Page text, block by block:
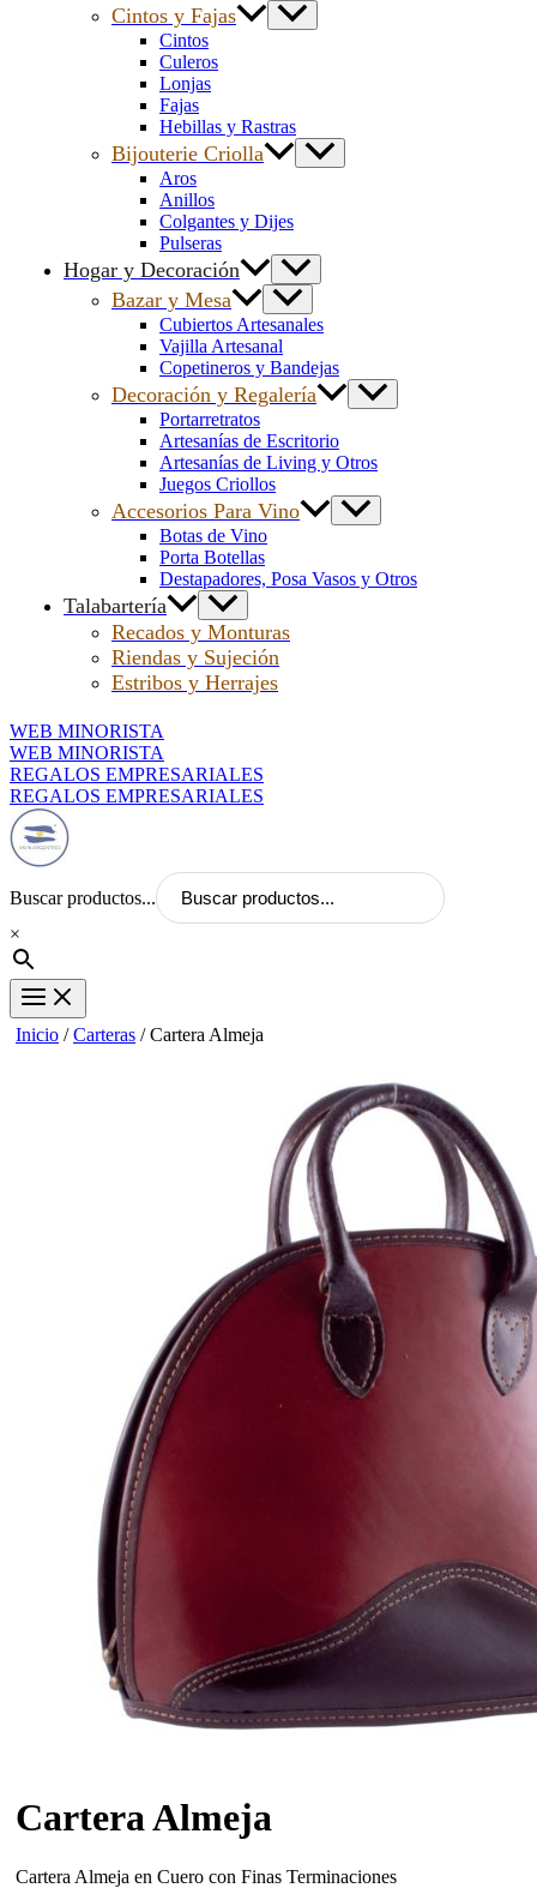
Cintos y Fajas
Cintos
Culeros
Lonjas
Fajas
Hebillas y Rastras
Bijouterie Criolla
Aros
Anillos
Colgantes y Dijes
Pulseras
Hogar y Decoración
Bazar y Mesa
Cubiertos Artesanales
Vajilla Artesanal
Copetineros y Bandejas
Decoración y Regalería
Portarretratos
Artesanías de Escritorio
Artesanías de Living y Otros
Juegos Criollos
Accesorios Para Vino
Botas de Vino
Porta Botellas
Destapadores, Posa Vasos y Otros
Talabartería
Recados y Monturas
Riendas y Sujeción
Estribos y Herrajes
WEB MINORISTA
WEB MINORISTA
REGALOS EMPRESARIALES
REGALOS EMPRESARIALES
Buscar productos...
×
Inicio /Carteras / Cartera Almeja
Cartera Almeja
Cartera Almeja en Cuero con Finas Terminaciones